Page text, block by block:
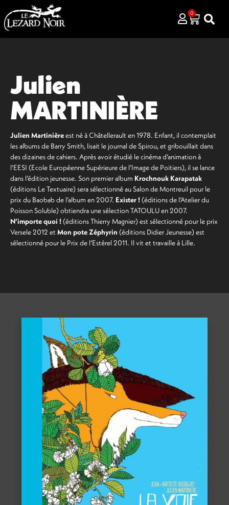
0
Julien
MARTINIÈRE
Julien Martinièreest né à Châtellerault en 1978. Enfant, il contemplait
les albums de Barry Smith, lisait le journal de Spirou, et gribouillait dans
des dizaines de cahiers. Après avoir étudié le cinéma d’animation à
l’EESI (Ecole Européenne Supérieure de l’Image de Poitiers), il se lance
dans l’édition jeunesse. Son premier album Krochnouk Karapatak
(éditions Le Textuaire) sera sélectionné au Salon de Montreuil pour le
prix du Baobab de l’album en 2007. Exister ! (éditions de l’Atelier du
Poisson Soluble) obtiendra une sélection TATOULU en 2007.
N’importe quoi ! (éditions Thierry Magnier) est sélectionné pour le prix
Versele 2012 et Mon pote Zéphyrin (éditions Didier Jeunesse) est
sélectionné pour le Prix de l’Estérel 2011. Il vit et travaille à Lille.